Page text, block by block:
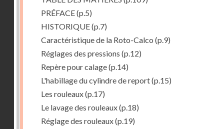
PRÉFACE(p.5)
HISTORIQUE(p.7)
Caractéristique de la Roto-Calco (p.9)
Réglages des pressions (p.12)
Repère pour calage(p.14)
L'habillage du cylindre de report(p.15)
Les rouleaux(p.17)
Le lavage des rouleaux(p.18)
Réglage des rouleaux(p.19)